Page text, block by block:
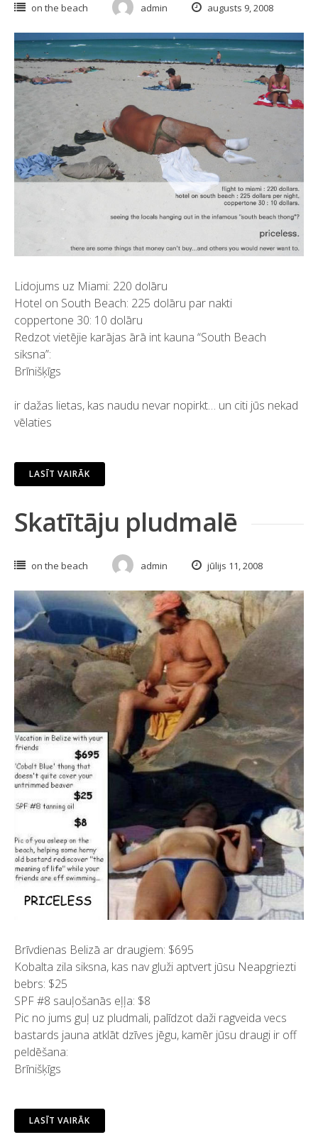
on the beach admin augusts 9, 2008
Lidojums uz Miami: 220 dolāru
Hotel on South Beach: 225 dolāru par nakti
coppertone 30: 10 dolāru
Redzot vietējie karājas ārā int kauna “South Beach
siksna”:
Brīnišķīgs
ir dažas lietas, kas naudu nevar nopirkt… un citi jūs nekad
vēlaties
LASĪT VAIRĀK
Skatītāju pludmalē
on the beach admin jūlijs 11, 2008
Brīvdienas Belizā ar draugiem: $695
Kobalta zila siksna, kas nav gluži aptvert jūsu Neapgriezti
bebrs: $25
SPF #8 sauļošanās eļļa: $8
Pic no jums guļ uz pludmali, palīdzot daži ragveida vecs
bastards jauna atklāt dzīves jēgu, kamēr jūsu draugi ir off
peldēšana:
Brīnišķīgs
LASĪT VAIRĀK